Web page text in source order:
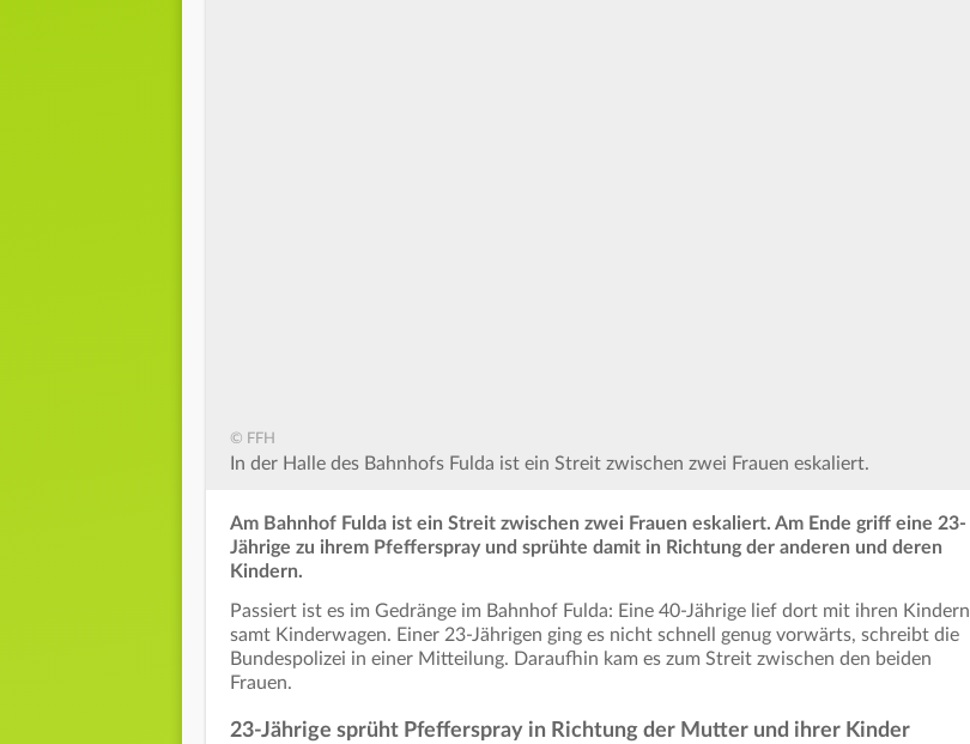
© FFH
In der Halle des Bahnhofs Fulda ist ein Streit zwischen zwei Frauen eskaliert.
Am Bahnhof Fulda ist ein Streit zwischen zwei Frauen eskaliert. Am Ende griff eine 23-
Jährige zu ihrem Pfefferspray und sprühte damit in Richtung der anderen und deren
Kindern.
Passiert ist es im Gedränge im Bahnhof Fulda: Eine 40-Jährige lief dort mit ihren Kindern
samt Kinderwagen. Einer 23-Jährigen ging es nicht schnell genug vorwärts, schreibt die
Bundespolizei in einer Mitteilung. Daraufhin kam es zum Streit zwischen den beiden
Frauen.
23-Jährige sprüht Pfefferspray in Richtung der Mutter und ihrer Kinder